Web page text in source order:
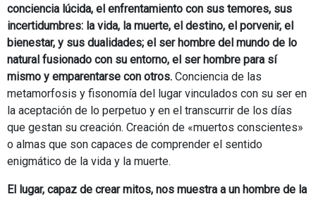
conciencia lúcida, el enfrentamiento con sus temores, sus
incertidumbres: la vida, la muerte, el destino, el porvenir, el
bienestar, y sus dualidades; el ser hombre del mundo de lo
natural fusionado con su entorno, el ser hombre para sí
mismo y emparentarse con otros. Conciencia de las
metamorfosis y fisonomía del lugar vinculados con su ser en
la aceptación de lo perpetuo y en el transcurrir de los días
que gestan su creación. Creación de «muertos conscientes»
o almas que son capaces de comprender el sentido
enigmático de la vida y la muerte.
El lugar, capaz de crear mitos, nos muestra a un hombre de la